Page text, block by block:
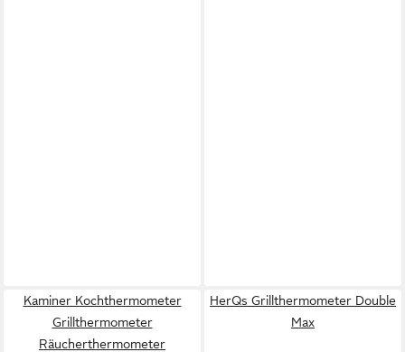
Kaminer Kochthermometer
Grillthermometer
Räucherthermometer
HerQs Grillthermometer Double
Max